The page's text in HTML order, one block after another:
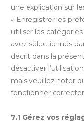
une explication sur
« Enregistrer les
utiliser les
avez sélectionnés
décrit dans la
désactiver
mais veuillez noter
fonctionner
7.1 Gérez vos